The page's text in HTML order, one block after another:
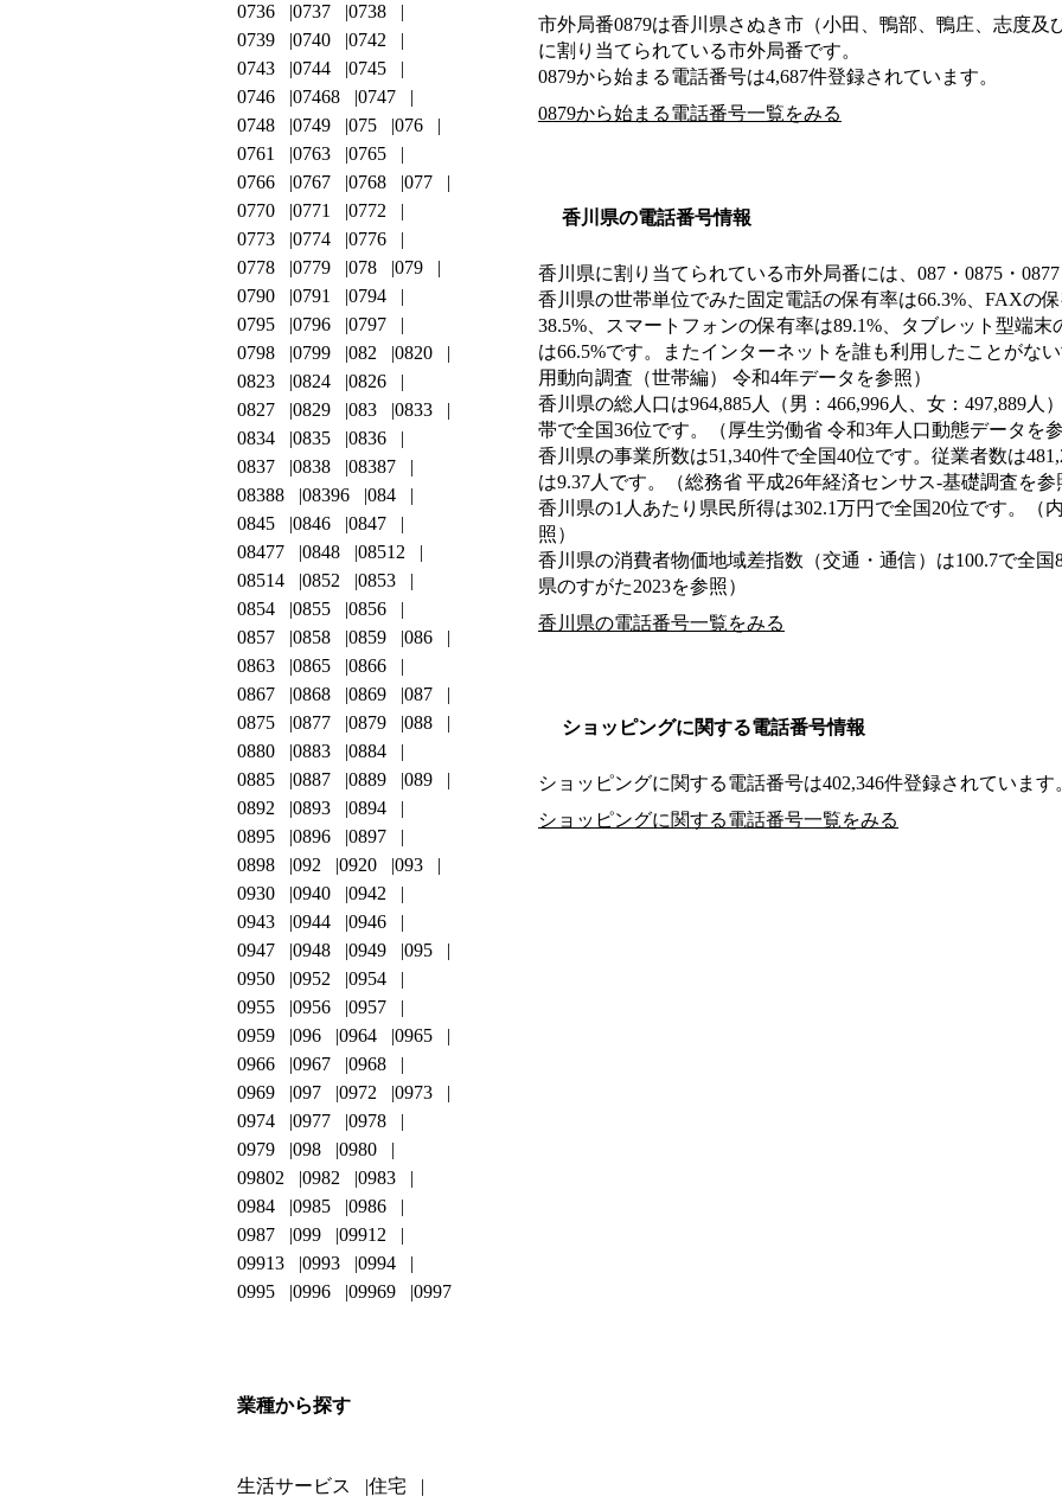
市外局番0879は香川県さぬき市（小田、鴨部、鴨庄、志度及
に割り当てられている市外局番です。
0879から始まる電話番号は4,687件登録されています。
0879から始まる電話番号一覧をみる
香川県の電話番号情報
香川県に割り当てられている市外局番には、087・0875・0877
香川県の世帯単位でみた固定電話の保有率は66.3%、FAXの
38.5%、スマートフォンの保有率は89.1%、タブレット型端
は66.5%です。またインターネットを誰も利用したことがな
用動向調査（世帯編） 令和4年データを参照）
香川県の総人口は964,885人（男：466,996人、女：497,889人
帯で全国36位です。（厚生労働省 令和3年人口動態データを参
香川県の事業所数は51,340件で全国40位です。従業者数は
は9.37人です。（総務省 平成26年経済センサス‐基礎調査を参
香川県の1人あたり県民所得は302.1万円で全国20位です。（
照）
香川県の消費者物価地域差指数（交通・通信）は100.7で全
県のすがた2023を参照）
香川県の電話番号一覧をみる
ショッピングに関する電話番号情報
ショッピングに関する電話番号は402,346件登録されています
ショッピングに関する電話番号一覧をみる
0736
0737
0738
0739
0740
0742
0743
0744
0745
0746
07468
0747
0748
0749 075
076
0761
0763
0765
0766
0767 0768
077
0770
0771
0772
0773
0774
0776
0778
0779 078
079
0790
0791
0794
0795
0796
0797
0798
0799 082
0820
0823
0824
0826
0827
0829 083
0833
0834
0835
0836
0837
0838
08387
08388
08396
084
0845
0846
0847
08477
0848
08512
08514
0852
0853
0854
0855
0856
0857
0858 0859
086
0863
0865
0866
0867
0868 0869
087
0875
0877 0879
088
0880
0883
0884
0885
0887 0889
089
0892
0893
0894
0895
0896
0897
0898
092 0920
093
0930
0940
0942
0943
0944
0946
0947
0948 0949
095
0950
0952
0954
0955
0956
0957
0959
096 0964
0965
0966
0967
0968
0969
097 0972
0973
0974
0977
0978
0979
098
0980
09802
0982
0983
0984
0985
0986
0987
099
09912
09913
0993
0994
0995
0996 09969 0997
業種から探す
生活サービス 住宅